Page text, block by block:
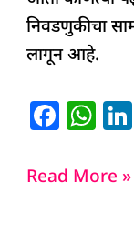
निवडणुकीचा
लागून आहे.
F
c
W
at
Read More »